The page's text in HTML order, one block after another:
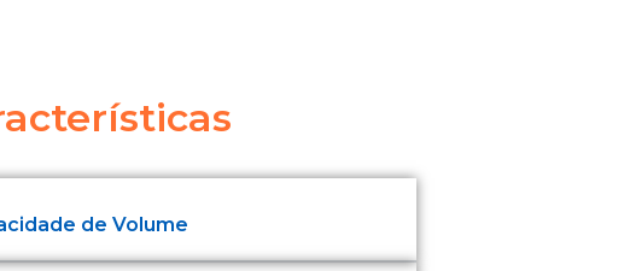
de Volume